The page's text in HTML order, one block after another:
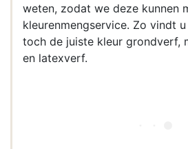
weten, zodat we deze kunnen
kleurenmengservice. Zo vindt
toch de juiste kleur grondverf,
en latexverf.